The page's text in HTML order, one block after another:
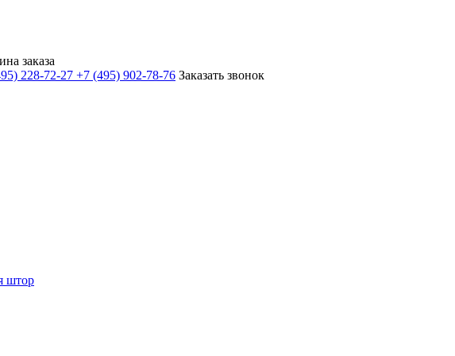
заказа
228-72-27 +7 (495) 902-78-76 Заказать звонок
штор